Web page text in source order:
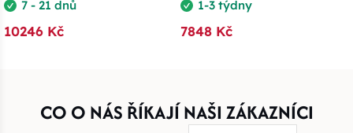
7 - 21 dnů
10246 Kč
1-3 týdny
7848 Kč
CO O NÁS ŘÍKAJÍ NAŠI ZÁKAZNÍCI